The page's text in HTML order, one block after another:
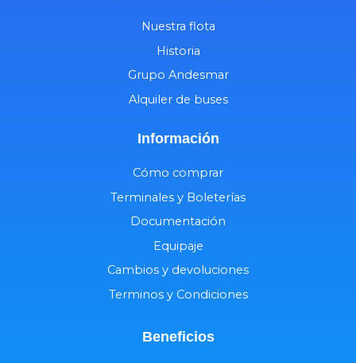
Nuestra flota
Historia
Grupo Andesmar
Alquiler de buses
Información
Cómo comprar
Terminales y Boleterías
Documentación
Equipaje
Cambios y devoluciones
Terminos y Condiciones
Beneficios